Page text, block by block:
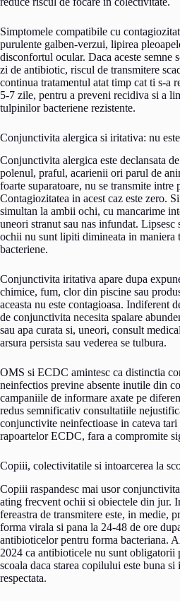
Simptomele compatibile cu
purulente galben-verzui, lipirea
disconfortul ocular. Daca aceste semne
zi de antibiotic, riscul de transmitere
continua tratamentul atat timp cat ti s-a
5-7 zile, pentru a preveni recidiva si a
tulpinilor bacteriene rezistente.
Conjunctivita alergica si iritativa: nu
Conjunctivita alergica este declansata
polenul, praful, acarienii ori parul de
foarte suparatoare, nu se transmite intre
Contagiozitatea in acest caz este zero.
simultan la ambii ochi, cu mancarime
uneori stranut sau nas infundat. Lipsesc
ochii nu sunt lipiti dimineata in
bacteriene.
Conjunctivita iritativa apare dupa
chimice, fum, clor din piscine sau
aceasta nu este contagioasa. Indiferent
de conjunctivita necesita spalare
sau apa curata si, uneori, consult
arsura persista sau vederea se tulbura.
OMS si ECDC amintesc ca distinctia
neinfectios previne absente inutile din
campaniile de informare axate pe
redus semnificativ consultatiile
conjunctivite neinfectioase in cateva
rapoartelor ECDC, fara a compromite
Copiii, colectivitatile si intoarcerea la
Copiii raspandesc mai usor
ating frecvent ochii si obiectele din jur.
fereastra de transmitere este, in medie,
forma virala si pana la 24-48 de ore
antibioticelor pentru forma bacteriana.
2024 ca antibioticele nu sunt obligatorii
scoala daca starea copilului este buna si
respectata.